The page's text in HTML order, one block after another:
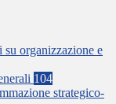
organizzazione e
104
strategico-